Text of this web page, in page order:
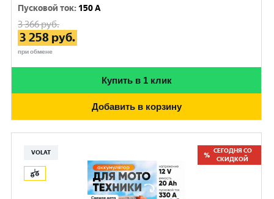
Пусковой ток: 150 A
3 366руб.
3 258 руб.
при обмене
Купить в 1 клик
Добавить в корзину
VOLAT
СЕГОДНЯ СО
СКИДКОЙ